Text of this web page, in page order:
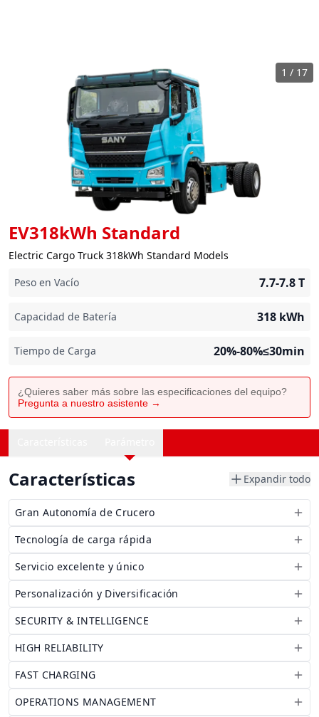
EV318kWh Standard
Electric Cargo Truck 318kWh Standard Models
Peso en Vacío
7.7-7.8T
Capacidad de Batería 318 kWh
Tiempo de Carga 20%-80%≤30min
¿Quieres saber más sobre las especificaciones del equipo?
Pregunta a nuestro asistente →
1 / 17
Características Expandir todo
Gran Autonomía de Crucero
Tecnología de carga rápida
Servicio excelente y único
Personalización y Diversificación
SECURITY & INTELLIGENCE
HIGH RELIABILITY
FAST CHARGING
OPERATIONS MANAGEMENT